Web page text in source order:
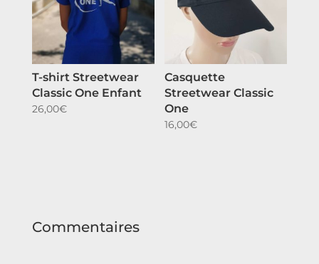
T-shirt Streetwear
Classic One Enfant
26,00€
Casquette
Streetwear Classic
One
16,00€
Commentaires